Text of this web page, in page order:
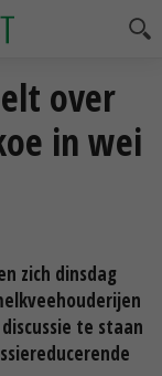
over
in wei
zich dinsdag
te staan